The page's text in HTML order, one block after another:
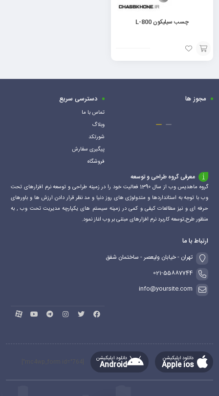
چسب سیلیکون L-800
افزودن
به
مجوز ها دسترسی سریع
تماس با ما
وبلاگ
شورتکد
پیگیری سفارش
فروشگاه
معرفی گروه طراحی و توسعه
گروه ماهدیس وب از سال 1390 فعالیت خود را در زمینه طراحی و توسعه نرم افزارهای تحت
وب با توجه به استانداردها و متدولوژی های روز دنیا و مد نظر قرار دادن ارزش ها و باورهای
حرفه ای و نیز مطالعات کیفی و کمی در زمینه سیستم های یکپارچه مدیریت تحت وب , به
منظور طرح,توسعه کاربرد نرم افزارهای مبتنی بر وب اغاز نمود.
ارتباط با ما
تهران - خیابان ولیعصر - ساختمان شفق
021-55887744
info@yoursite.com
دانلود اپلیکیشن
Apple ios
دانلود اپلیکیشن
Android